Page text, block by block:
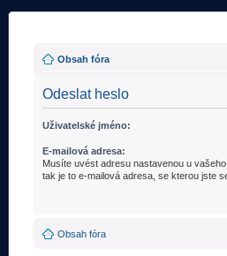
Obsah fóra
Odeslat heslo
Uživatelské jméno:
E-mailová adresa:
Musíte uvést adresu nastavenou u vašeho
tak je to e-mailová adresa, se kterou jste
Obsah fóra